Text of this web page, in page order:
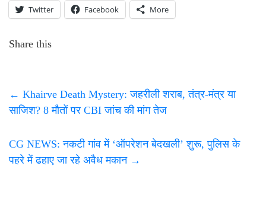
Twitter Facebook More
Share this
← Khairve Death Mystery: जहरीली शराब, तंत्र-मंत्र या
साजिश? 8 मौतों पर CBI जांच की मांग तेज
CG NEWS: नकटी गांव में ‘ऑपरेशन बेदखली’ शुरू, पुलिस के
पहरे में ढहाए जा रहे अवैध मकान →